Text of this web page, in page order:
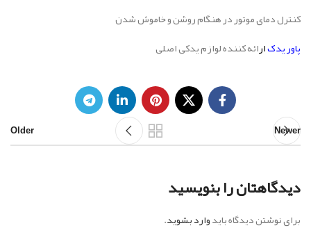
کنترل دمای موتور در هنگام روشن و خاموش شدن
پاور یدکارائه کننده لوازم یدکی اصلی
Newer
Older
دیدگاهتان را بنویسید
برای نوشتن دیدگاه بایدوارد بشوید.